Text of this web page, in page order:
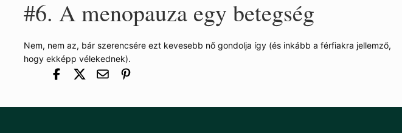
#6. A menopauza egy betegség
Nem, nem az, bár szerencsére ezt kevesebb nő gondolja így (és inkább a férfiakra jellemző,
hogy ekképp vélekednek).